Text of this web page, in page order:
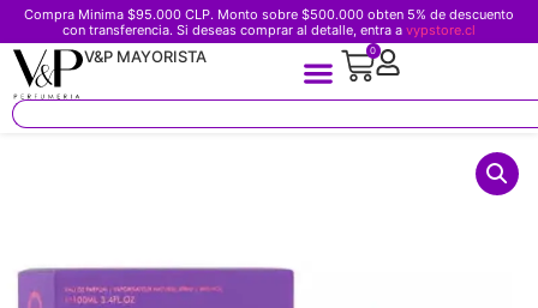
Compra Minima $95.000 CLP. Monto sobre $500.000 obten 5% de descuento
con transferencia. Si deseas comprar al detalle, entra a vypstore.cl
V&P MAYORISTA 0